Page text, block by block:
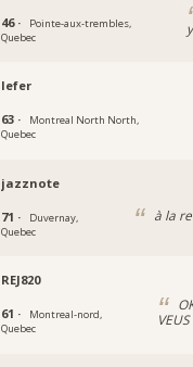
46 ·
Pointe-aux-trembles,
Quebec
lefer
63 ·
Montreal North North,
Quebec
jazznote
71 ·
Duvernay,
Quebec
à la
REJ820
61 ·
Montreal-nord,
Quebec